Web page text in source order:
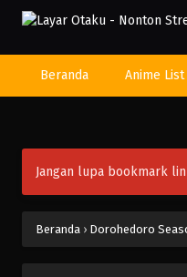
Beranda Anime List
Jangan lupa bookmark
Beranda › Dorohedoro